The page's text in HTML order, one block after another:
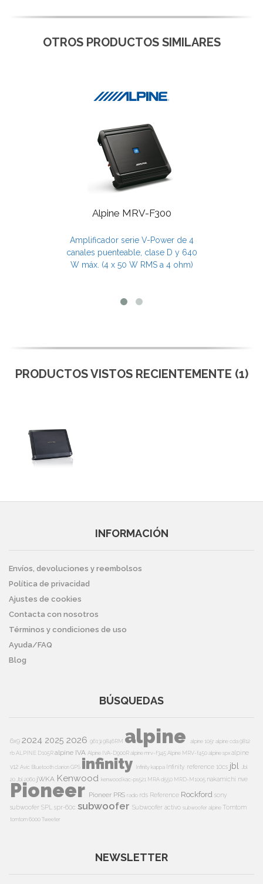
OTROS PRODUCTOS SIMILARES
Alpine MRV-F300
Amplificador serie V-Power de 4
canales puenteable, clase D y 640
W máx. (4 x 50 W RMS a 4 ohm)
PRODUCTOS VISTOS RECIENTEMENTE (1)
INFORMACIÓN
Envíos, devoluciones y reembolsos
Política de privacidad
Ajustes de cookies
Contacta con nosotros
Términos y condiciones de uso
Ayuda/FAQ
Blog
BÚSQUEDAS
6x9 2024 2025 2026 9613i9846RM alpine alpine 105r alpine cda 9812
rbALPINE D105Ralpine IVA Alpine IVA-D900Ralpine mrv-f345Alpine MRV-f450alpine spxalpine
v12 Avic BluetoothclarionGPS infinity Infinity kappa Infinity reference 10cs jbl
Jbl
20 Jbl 2060 jWKA Kenwood kenwood kac-ps521 MRA d550 MRD-M1005 nakamichi nve
Pioneer Pioneer PRS radio rds Reference Rockford sony
subwoofer SPL spr-60c subwoofer Subwoofer activo subwoofer alpine Tomtom
tomtom 6000Tweeter
NEWSLETTER